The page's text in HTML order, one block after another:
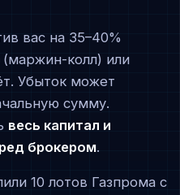
вас на 35–40%
колл) или
Убыток может
сумму.
весь капитал и
брокером.
10 лотов Газпрома с